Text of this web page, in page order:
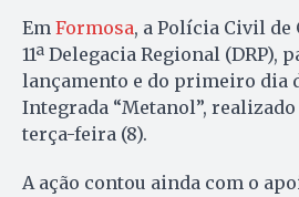
Em Formosa, a Polícia Civil de
11ª Delegacia Regional (DRP),
lançamento e do primeiro dia
Integrada “Metanol”,
terça-feira (8).
A ação contou ainda com o